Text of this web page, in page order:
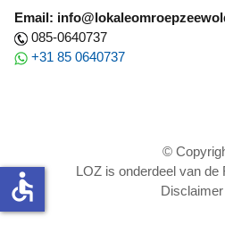
Email:
085-0640737
+31 85 0640737
©
LOZ is onderdeel van
Disclaimer
accessible